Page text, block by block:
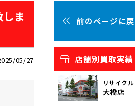
しま
05/27
前のページに
店舗別買取実績
リサイク
大橋店